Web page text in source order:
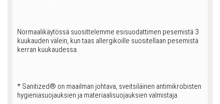
Normaalikäytössä suosittelemme esisuodattimen pesemistä 3
kuukauden välein, kun taas allergikoille suositellaan pesemistä
kerran kuukaudessa.
* Sanitized® on maailman johtava, sveitsiläinen antimikrobisten
hygieniasuojauksien ja materiaalisuojauksien valmistaja.